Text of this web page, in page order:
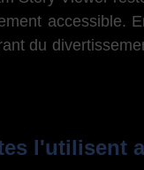
accessible.
du
l'utilisent